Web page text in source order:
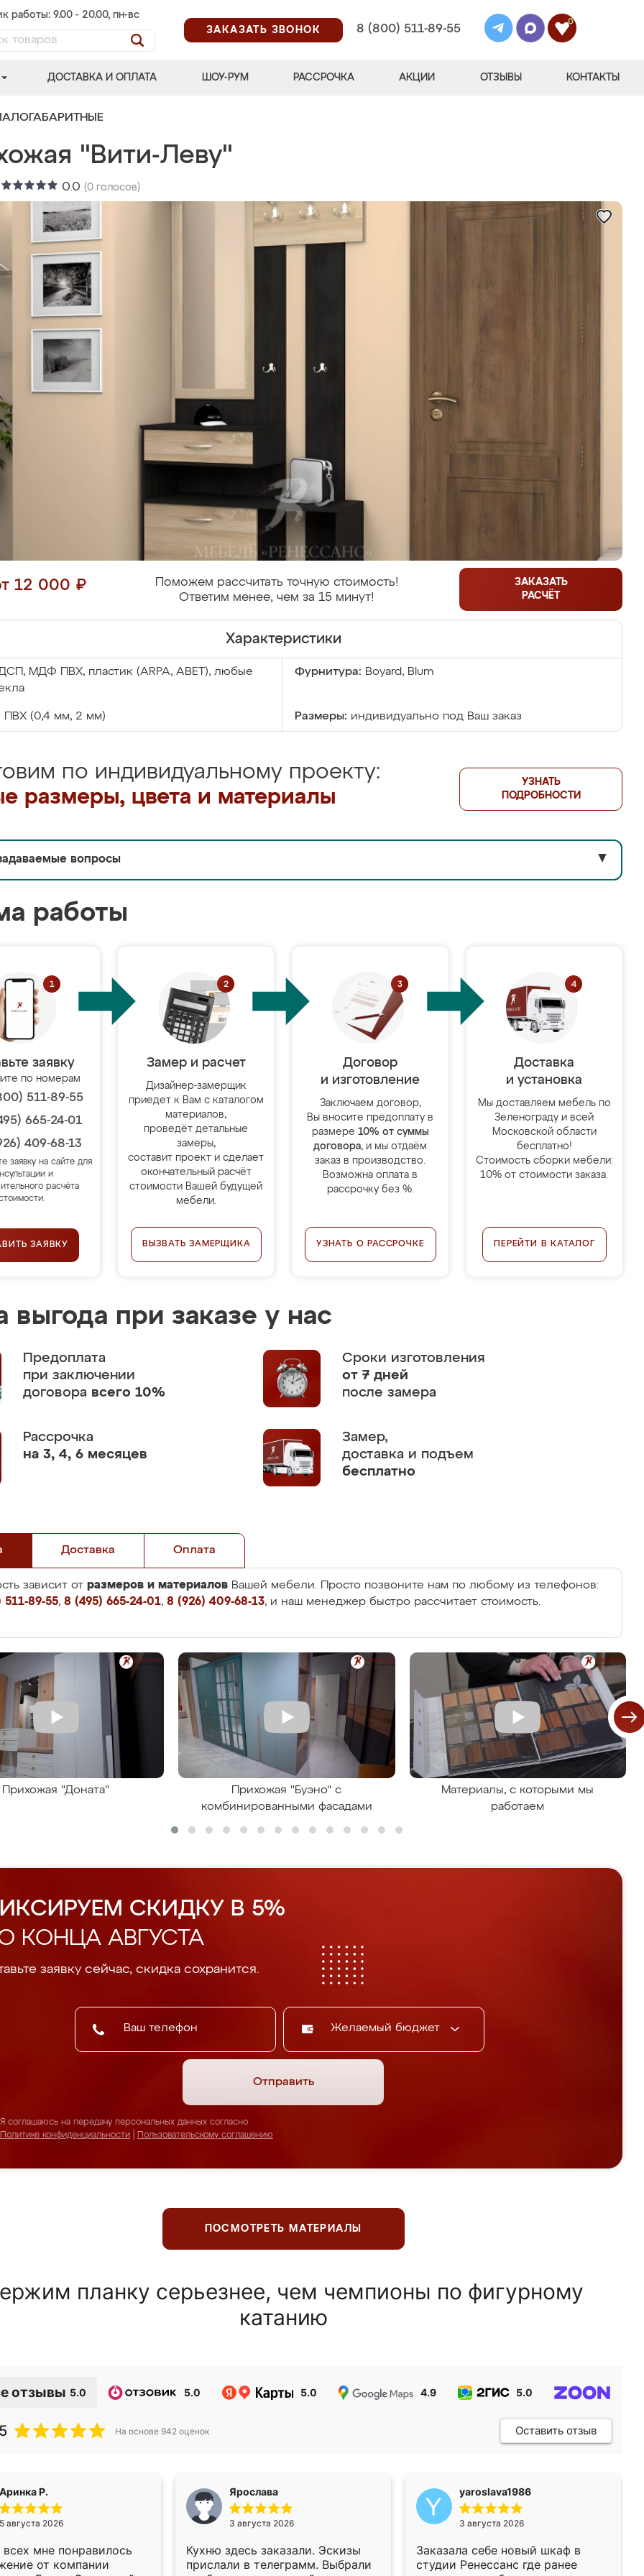
работы: 9.00 - 20.00, пн-вс
ЗАКАЗАТЬ ЗВОНОК
8 (800) 511-89-55
0
ДОСТАВКА И ОПЛАТА ШОУ-РУМ РАССРОЧКА АКЦИИ ОТЗЫВЫ КОНТАКТЫ
"Вити-Леву"
0.0 (0 голосов)
12 000 ₽
Поможем рассчитать точную стоимость!
Ответим менее, чем за 15 минут!
ЗАКАЗАТЬ
РАСЧЁТ
Характеристики
МДФ ПВХ, пластик (ARPA, ABET), любые
Фурнитура: Boyard, Blum
ПВХ (0,4 мм, 2 мм) Размеры: индивидуально под Ваш заказ
по индивидуальному проекту:
размеры, цвета и материалы
УЗНАТЬ
ПОДРОБНОСТИ
вопросы ▼
работы
заявку
по номерам
511-89-55
665-24-01
409-68-13
заявку на сайте для
и
расчёта
ЗАЯВКУ
Замер и расчет
Дизайнер-замерщик
приедет к Вам с каталогом
материалов,
проведёт детальные
замеры,
составит проект и сделает
окончательный расчёт
стоимости Вашей будущей
мебели.
ВЫЗВАТЬ ЗАМЕРЩИКА
Договор
и изготовление
Заключаем договор,
Вы вносите предоплату в
размере 10% от суммы
договора, и мы отдаём
заказ в производство.
Возможна оплата в
рассрочку без %.
УЗНАТЬ О РАССРОЧКЕ
Доставка
и установка
Мы доставляем мебель по
Зеленограду и всей
Московской области
бесплатно!
Стоимость сборки мебели:
10% от стоимости заказа.
ПЕРЕЙТИ В КАТАЛОГ
выгода при заказе у нас
Предоплата
при заключении
договора всего 10%
Сроки изготовления
от 7 дней
после замера
Рассрочка
на 3, 4, 6 месяцев
Замер,
доставка и подъем
бесплатно
Доставка Оплата
зависит от размеров и материалов Вашей мебели. Просто позвоните нам по любому из телефонов:
89-55, 8 (495) 665-24-01, 8 (926) 409-68-13, и наш менеджер быстро рассчитает стоимость.
Прихожая "Доната"
Прихожая "Буэно" с
комбинированными фасадами
Материалы, с которыми мы
работаем
СКИДКУ В 5%
КОНЦА АВГУСТА
заявку сейчас, скидка сохранится.
Желаемый бюджет
Отправить
Я соглашаюсь на передачу персональных данных согласно
Политике конфиденциальности
Пользовательскому соглашению
ПОСМОТРЕТЬ МАТЕРИАЛЫ
планку серьезнее, чем чемпионы по фигурному
катанию
отзывы 5.0 5.0 5.0 4.9 5.0
На основе 942 оценок Оставить отзыв
Аринка Р.
5 августа 2026
мне понравилось
от компании
Ярослава
3 августа 2026
Кухню здесь заказали. Эскизы
прислали в телеграмм. Выбрали
yaroslava1986
3 августа 2026
Заказала себе новый шкаф в
студии Ренессанс где ранее